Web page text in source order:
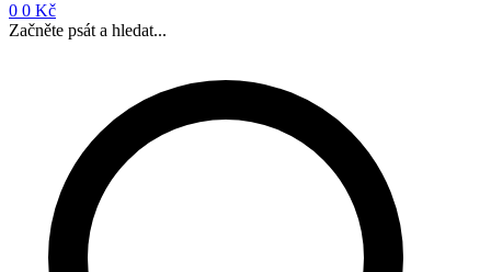
0 0 Kč
Začněte psát a hledat...